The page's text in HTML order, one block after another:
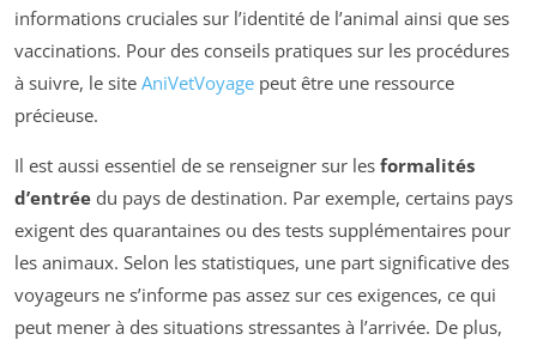
informations cruciales sur l’identité de l’animal ainsi que ses
vaccinations. Pour des conseils pratiques sur les procédures
à suivre, le site AniVetVoyage peut être une ressource
précieuse.
Il est aussi essentiel de se renseigner sur les formalités
d’entrée du pays de destination. Par exemple, certains pays
exigent des quarantaines ou des tests supplémentaires pour
les animaux. Selon les statistiques, une part significative des
voyageurs ne s’informe pas assez sur ces exigences, ce qui
peut mener à des situations stressantes à l’arrivée. De plus,